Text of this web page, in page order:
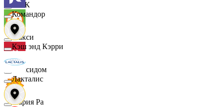
МАК
Макси
Максидом
Мария Ра
Командор
Кэш энд Кэрри
Лакталис